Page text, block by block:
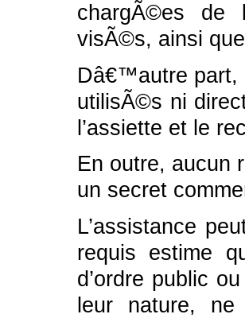
chargÃ©es de
visÃ©s, ainsi
Dâ€™autre part,
utilisÃ©s ni
l’assiette et le
En outre, aucun
un secret
L’assistance
requis estime
d’ordre public
leur nature, ne